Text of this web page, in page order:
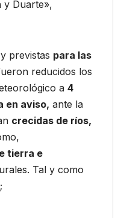
y Duarte»,
previstas para las
reducidos los
a 4
en aviso, ante la
crecidas de ríos,
tierra e
Tal y como